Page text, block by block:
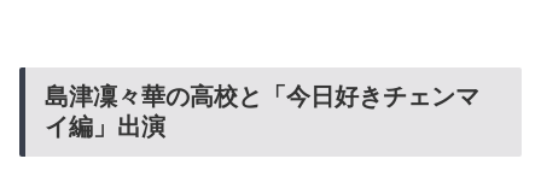
島津凜々華の高校と「今日好きチェンマ
イ編」出演